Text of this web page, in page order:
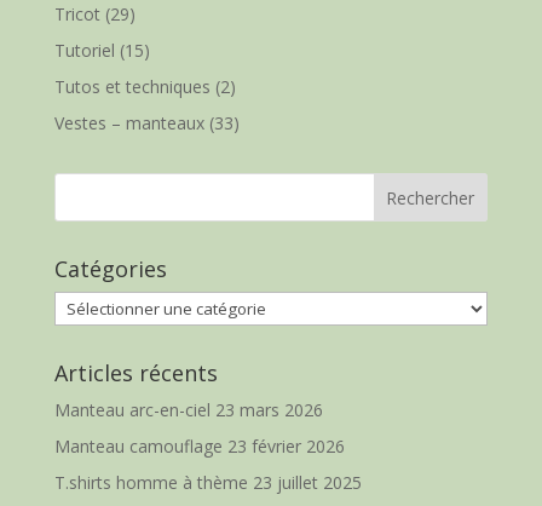
Tricot(29)
Tutoriel (15)
Tutos et techniques (2)
Vestes – manteaux(33)
Catégories
Catégories
Articles récents
Manteau arc-en-ciel 23 mars 2026
Manteau camouflage 23 février 2026
T.shirts homme à thème 23 juillet 2025